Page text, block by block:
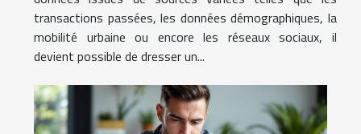
transactions passées, les données démographiques, la
mobilité urbaine ou encore les réseaux sociaux, il
devient possible de dresser un...